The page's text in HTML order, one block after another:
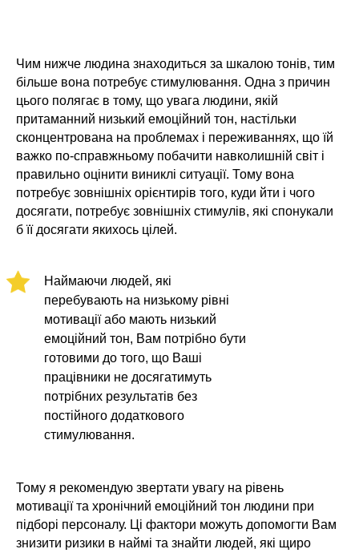
Чим нижче людина знаходиться за шкалою тонів, тим
більше вона потребує стимулювання. Одна з причин
цього полягає в тому, що увага людини, якій
притаманний низький емоційний тон, настільки
сконцентрована на проблемах і переживаннях, що їй
важко по-справжньому побачити навколишній світ і
правильно оцінити виниклі ситуації. Тому вона
потребує зовнішніх орієнтирів того, куди йти і чого
досягати, потребує зовнішніх стимулів, які спонукали
б її досягати якихось цілей.
Наймаючи людей, які
перебувають на низькому рівні
мотивації або мають низький
емоційний тон, Вам потрібно бути
готовими до того, що Ваші
працівники не досягатимуть
потрібних результатів без
постійного додаткового
стимулювання.
Тому я рекомендую звертати увагу на рівень
мотивації та хронічний емоційний тон людини при
підборі персоналу. Ці фактори можуть допомогти Вам
знизити ризики в наймі та знайти людей, які щиро